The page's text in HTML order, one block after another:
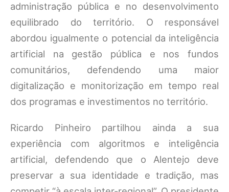
administração pública e no desenvolvimento
equilibrado do território. O responsável
abordou igualmente o potencial da inteligência
artificial na gestão pública e nos fundos
comunitários, defendendo uma maior
digitalização e monitorização em tempo real
dos programas e investimentos no território.
Ricardo Pinheiro partilhou ainda a sua
experiência com algoritmos e inteligência
artificial, defendendo que o Alentejo deve
preservar a sua identidade e tradição, mas